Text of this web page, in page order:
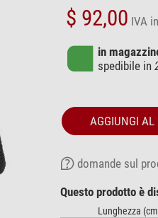
$ 92,00 IVA
in
spedibile in
AGGIUNGI AL
domande sul
Questo prodotto è
Lunghezza